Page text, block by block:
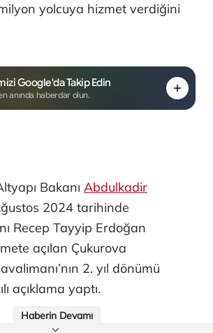
yolcuya hizmet verdiğini
Google'da Takip Edin
anında haberdar olun.
Bakanı Abdulkadir
2024 tarihinde
Recep Tayyip Erdoğan
açılan Çukurova
2. yıl dönümü
açıklama yaptı.
Haberin Devamı